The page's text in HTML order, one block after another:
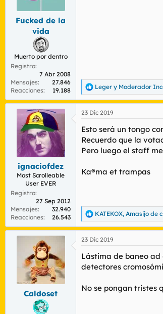
Fucked de la
vida
Muerto por dentro
Registro
7 Abr 2008
Mensajes
27.846
Reacciones
19.188
R
e
a
c
i
o
n
e
:
Leger y Moderador
ignaciofdez
Most Scrolleable
User EVER
Registro
27 Sep 2012
Mensajes
32.940
Reacciones
26.543
23 Dic 2019
Esto será un tongo
Recuerdo que la
Pero luego el staff
Ka®ma et trampas
R
e
a
c
i
o
s
KATEKOX, Amasijo de
Caldoset
23 Dic 2019
Lástima de baneo ad
detectores
No se pongan tristes